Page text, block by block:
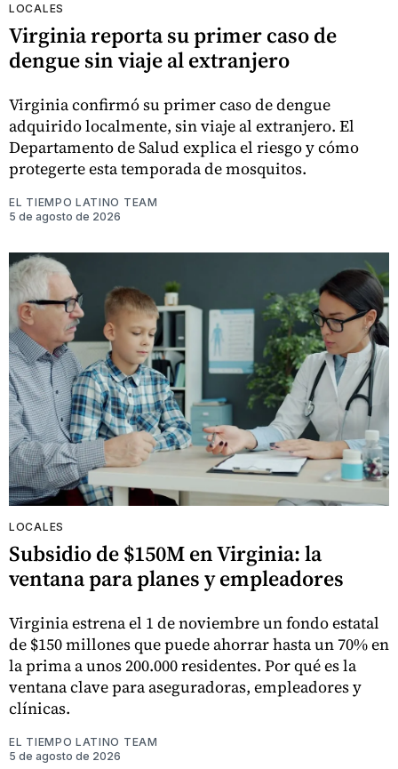
LOCALES
Virginia reporta su primer caso de
dengue sin viaje al extranjero
Virginia confirmó su primer caso de dengue
adquirido localmente, sin viaje al extranjero. El
Departamento de Salud explica el riesgo y cómo
protegerte esta temporada de mosquitos.
EL TIEMPO LATINO TEAM
5 de agosto de 2026
LOCALES
Subsidio de $150M en Virginia: la
ventana para planes y empleadores
Virginia estrena el 1 de noviembre un fondo estatal
de $150 millones que puede ahorrar hasta un 70% en
la prima a unos 200.000 residentes. Por qué es la
ventana clave para aseguradoras, empleadores y
clínicas.
EL TIEMPO LATINO TEAM
5 de agosto de 2026